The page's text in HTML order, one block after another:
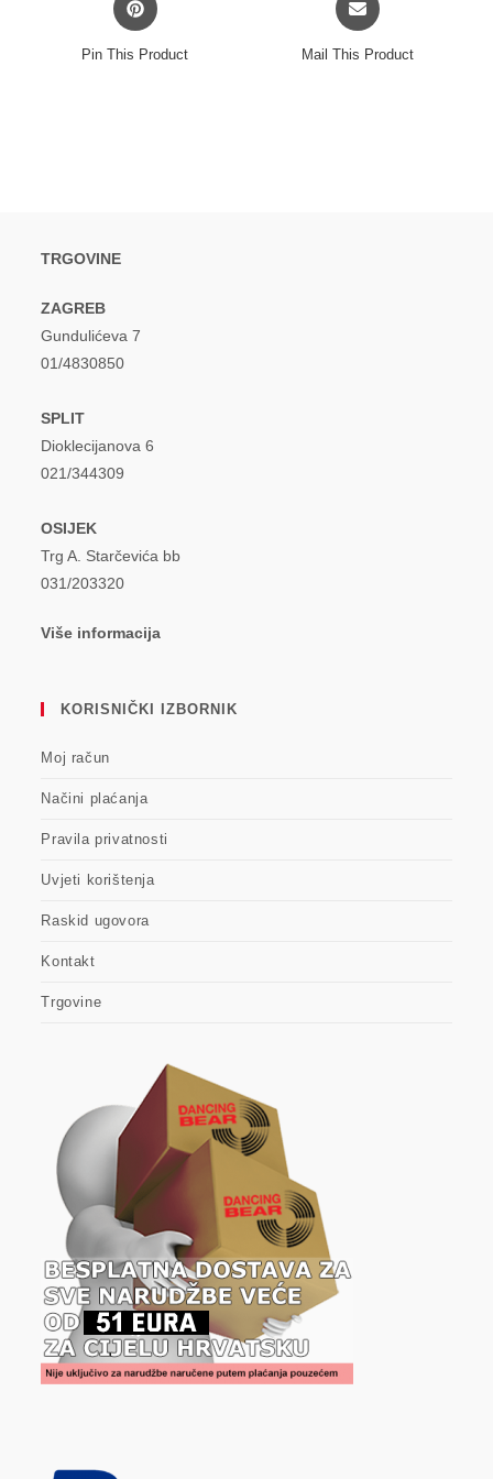
in
Pin This Product
in
Mail This Product
TRGOVINE
ZAGREB
Gundulićeva 7
01/4830850
SPLIT
Dioklecijanova 6
021/344309
OSIJEK
Trg A. Starčevića bb
031/203320
Više informacija
KORISNIČKI IZBORNIK
Moj račun
Načini plaćanja
Pravila privatnosti
Uvjeti korištenja
Raskid ugovora
Kontakt
Trgovine